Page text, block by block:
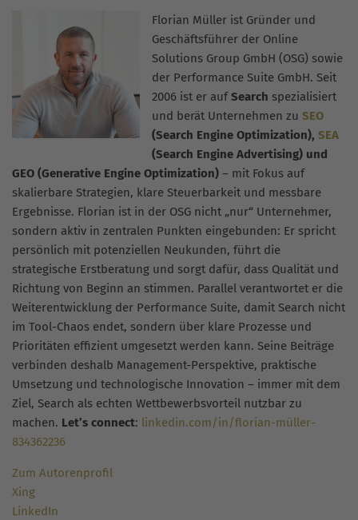
Florian Müller ist Gründer und
Geschäftsführer der Online
Solutions Group GmbH (OSG) sowie
der Performance Suite GmbH. Seit
2006 ist er aufSearch spezialisiert
und berät Unternehmen zu SEO
(Search Engine Optimization), SEA
(Search Engine Advertising) und
GEO (Generative Engine Optimization) – mit Fokus auf
skalierbare Strategien, klare Steuerbarkeit und messbare
Ergebnisse. Florian ist in der OSG nicht „nur“ Unternehmer,
sondern aktiv in zentralen Punkten eingebunden: Er spricht
persönlich mit potenziellen Neukunden, führt die
strategische Erstberatung und sorgt dafür, dass Qualität und
Richtung von Beginn an stimmen. Parallel verantwortet er die
Weiterentwicklung der Performance Suite, damit Search nicht
im Tool-Chaos endet, sondern über klare Prozesse und
Prioritäten effizient umgesetzt werden kann. Seine Beiträge
verbinden deshalb Management-Perspektive, praktische
Umsetzung und technologische Innovation – immer mit dem
Ziel, Search als echten Wettbewerbsvorteil nutzbar zu
machen. Let’s connect: linkedin.com/in/florian-müller-
834362236
Zum Autorenprofil
Xing
LinkedIn